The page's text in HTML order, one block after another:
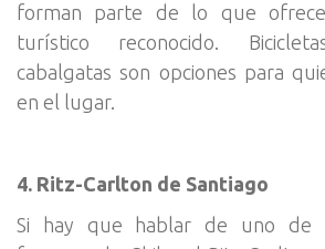
forman parte de lo que
turístico reconocido.
cabalgatas son opciones para
en el lugar.
4. Ritz-Carlton de Santiago
Si hay que hablar de uno de